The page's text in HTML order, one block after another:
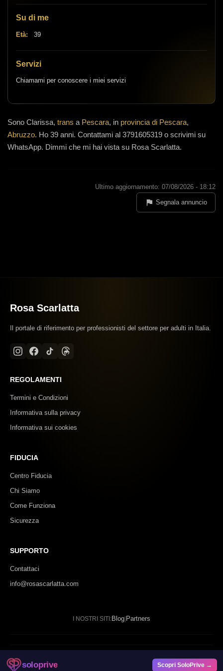
Su di me
Età: 39
Servizi
Chiamami per conoscere i miei servizi
Sono Clarissa, trans a Pescara, in provincia di Pescara,
Abruzzo. Ho 39 anni. Contattami al 3791605319 o scrivimi su
WhatsApp. Dimmi che mi hai vista su Rosa Scarlatta.
Ultimo aggiornamento: 07/08/2026 - 18:12
Segnala annuncio
Rosa Scarlatta
Il portale di riferimento per professionisti del settore per adulti in Italia.
REGOLAMENTI
Termini e Condizioni
Informativa sulla privacy
Informativa sui cookies
FIDUCIA
Centro Fiducia
Chi Siamo
Come Funziona
Sicurezza
SUPPORTO
Contattaci
info@rosascarlatta.com
I NOSTRI SITI:Blog Partners
© 2024 - 2026 Rosa Scarlatta. Tutti i diritti riservati.
soloprive Scopri SoloPrive →